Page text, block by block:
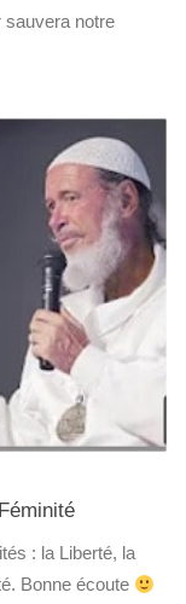
sauvera notre
: la Liberté, la
Bonne écoute